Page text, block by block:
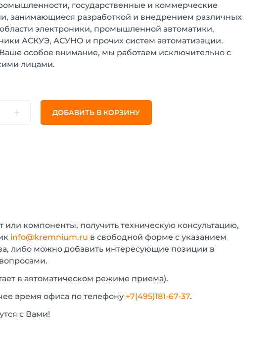
государственные и коммерческие
занимающиеся разработкой и внедрением различных
электроники, промышленной автоматики,
АСКУЭ, АСУНО и прочих систем автоматизации.
особое внимание, мы работаем исключительно с
лицами.
ДОБАВИТЬ В КОРЗИНУ
компоненты, получить техническую консультацию,
info@kremnium.ru в свободной форме с указанием
либо можно добавить интересующие позиции в
в автоматическом режиме приема).
время офиса по телефону +7(495)181-67-37.
с Вами!